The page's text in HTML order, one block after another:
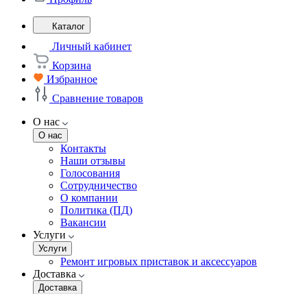
Каталог
Личный кабинет
Корзина
Избранное
Сравнение товаров
О нас
О нас
Контакты
Наши отзывы
Голосования
Сотрудничество
О компании
Политика (ПД)
Вакансии
Услуги
Услуги
Ремонт игровых приставок и аксессуаров
Доставка
Доставка